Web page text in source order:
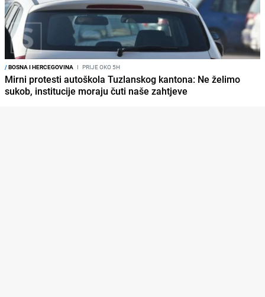
/BOSNA I HERCEGOVINA I PRIJE OKO 5H
Mirni protesti autoškola Tuzlanskog kantona: Ne želimo
sukob, institucije moraju čuti naše zahtjeve